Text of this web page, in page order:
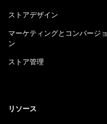
ストアデザイン
マーケティングとコンバージョ
ン
ストア管理
リソース